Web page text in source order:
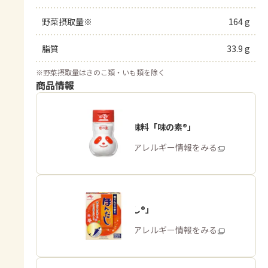
野菜摂取量※ 164 g
脂質 33.9 g
※野菜摂取量はきのこ類・いも類を除く
商品情報
うま味調味料「味の素®」
商品・アレルギー情報をみる
「ほんだし®」
商品・アレルギー情報をみる